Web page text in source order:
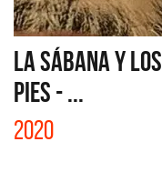
LA SÁBANA Y LOS
PIES - ...
2020